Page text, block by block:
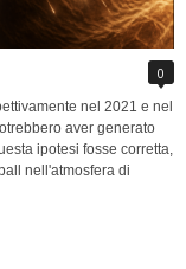
0
nel 2021 e nel
aver generato
ipotesi fosse corretta,
nell'atmosfera di